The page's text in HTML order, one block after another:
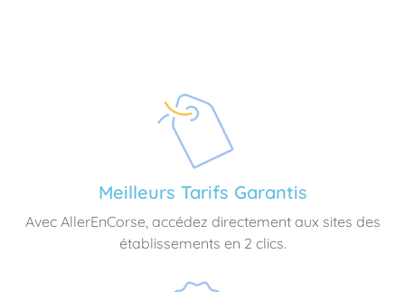
Meilleurs Tarifs Garantis
Avec AllerEnCorse, accédez directement aux sites des
établissements en 2 clics.